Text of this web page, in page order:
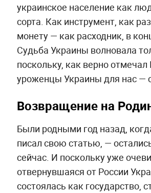
украинское население как
сорта. Как инструмент, как
монету — как расходник, в
Судьба Украины волновала
поскольку, как верно отмечал
уроженцы Украины для нас —
Возвращение на
Были родными год назад,
писал свою статью, —
сейчас. И поскольку уже
отвернувшаяся от России
состоялась как государство,